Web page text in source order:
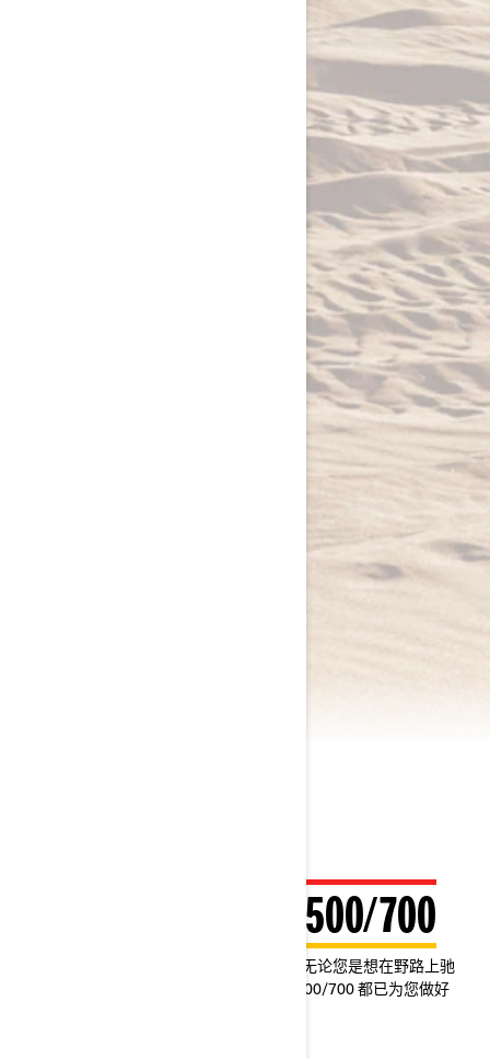
2024 OUTLANDER 500/700
这辆全能型手把式全地形车终于降价啦！无论您是想在野路上驰
骋，还是想拖运捕到的鱼获，Outlander 500/700 都已为您做好